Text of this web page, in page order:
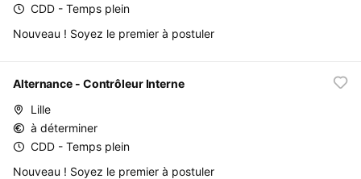
CDD - Temps plein
Nouveau ! Soyez le premier à postuler
Alternance - Contrôleur Interne
Lille
à déterminer
CDD - Temps plein
Nouveau ! Soyez le premier à postuler